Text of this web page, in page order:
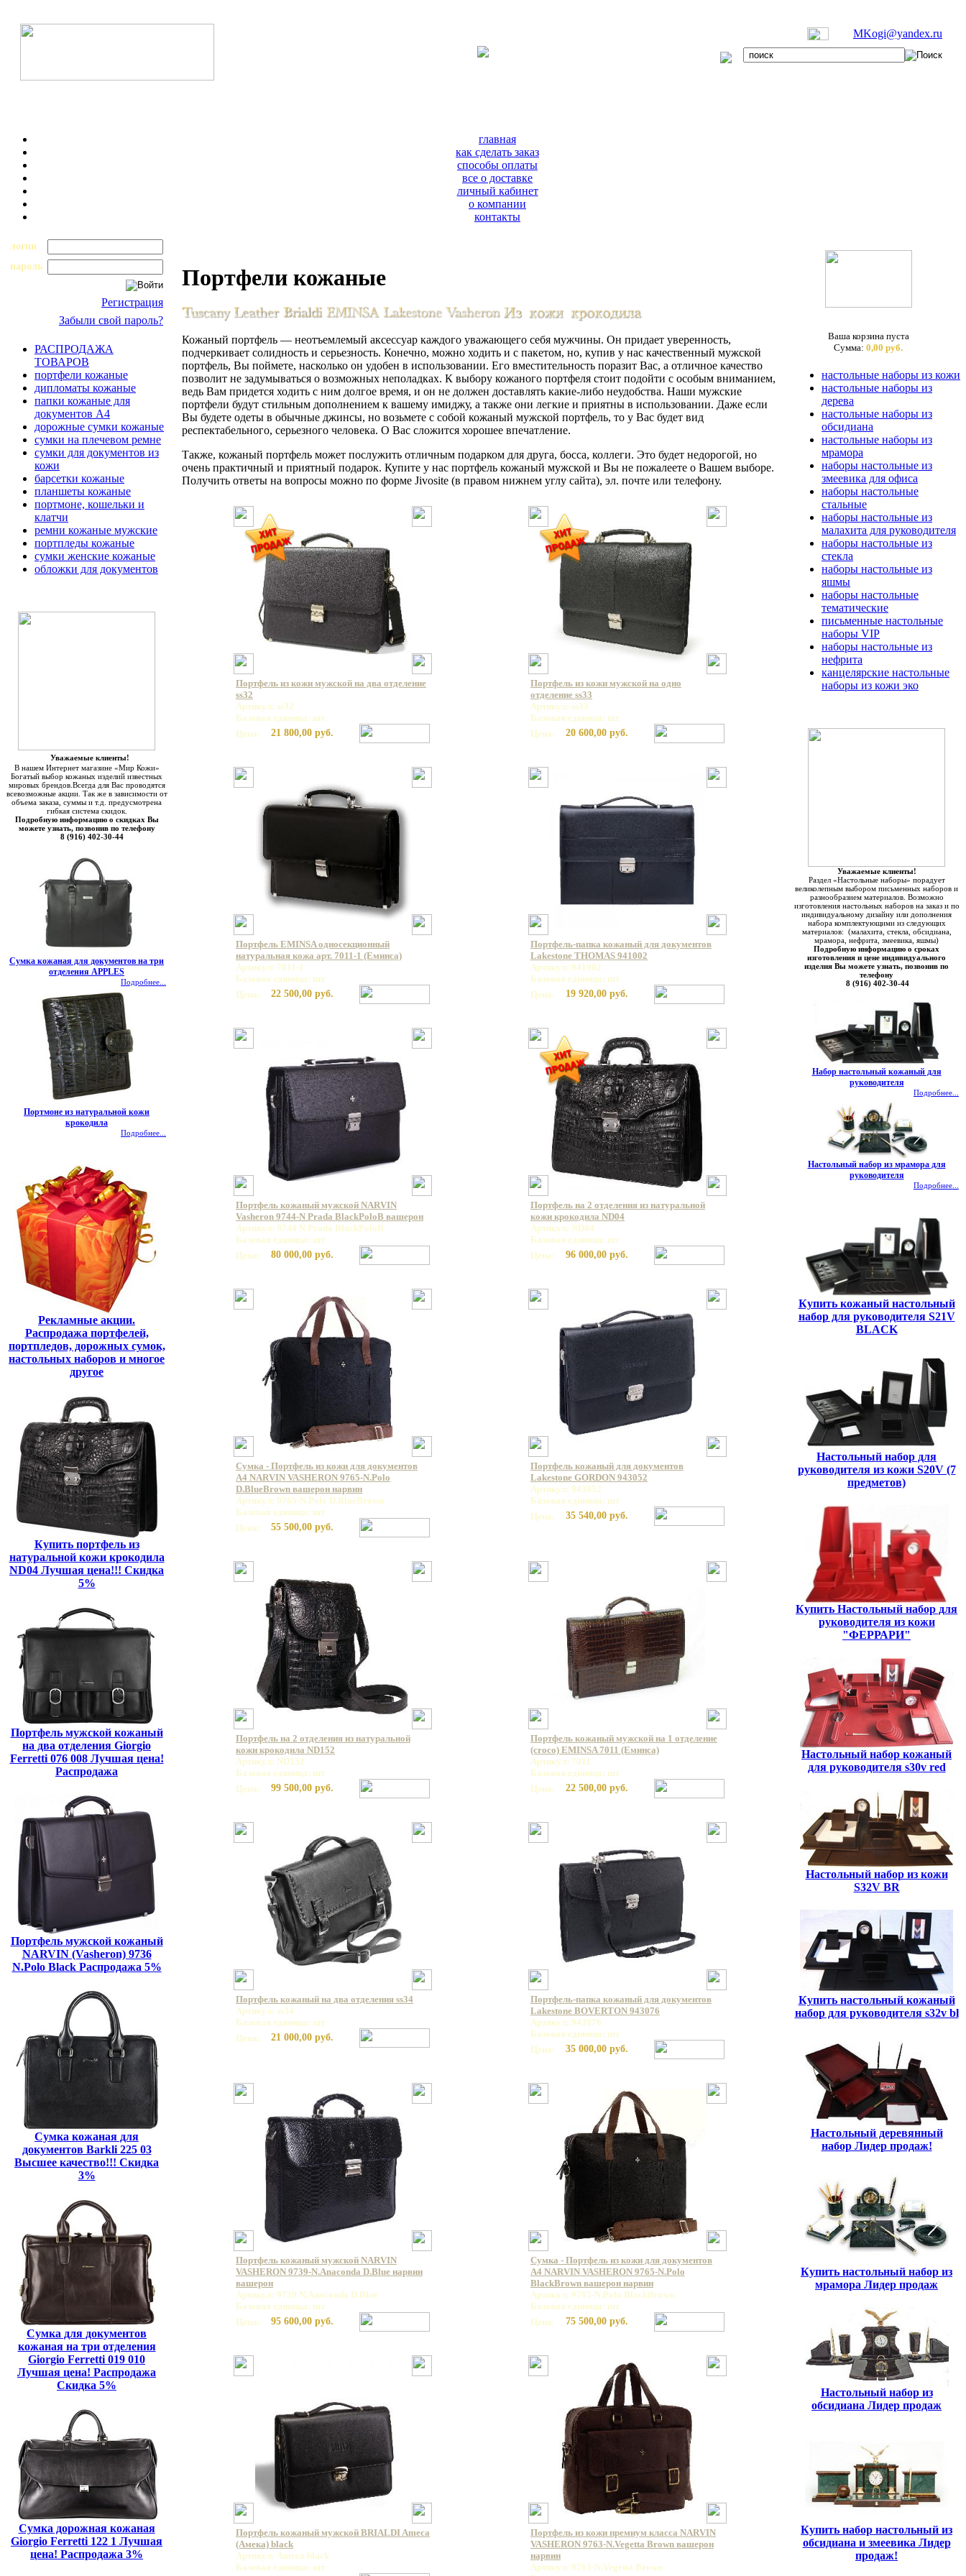
MKogi@yandex.ru
главная
как сделать заказ
способы оплаты
все о доставке
личный кабинет
о компании
контакты
логин
пароль
Регистрация
Забыли свой пароль?
РАСПРОДАЖА
ТОВАРОВ
портфели кожаные
дипломаты кожаные
папки кожаные для
документов А4
дорожные сумки кожаные
сумки на плечевом ремне
сумки для документов из
кожи
барсетки кожаные
планшеты кожаные
портмоне, кошельки и
клатчи
ремни кожаные мужские
портпледы кожаные
сумки женские кожаные
обложки для документов
Уважаемые клиенты!
В нашем Интернет магазине «Мир Кожи»
Богатый выбор кожаных изделий известных
мировых брендов.Всегда для Вас проводятся
всевозможные акции. Так же в зависимости от
объема заказа, суммы и т.д. предусмотрена
гибкая система скидок.
Подробную информацию о скидках Вы
можете узнать, позвонив по телефону
8 (916) 402-30-44
Сумка кожаная для документов на три
отделения APPLES
Подробнее...
Портмоне из натуральной кожи
крокодила
Подробнее...
Рекламные акции.
Распродажа портфелей,
портпледов, дорожных сумок,
настольных наборов и многое
другое
Купить портфель из
натуральной кожи крокодила
ND04 Лучшая цена!!! Скидка
5%
Портфель мужской кожаный
на два отделения Giorgio
Ferretti 076 008 Лучшая цена!
Распродажа
Портфель мужской кожаный
NARVIN (Vasheron) 9736
N.Polo Black Распродажа 5%
Сумка кожаная для
документов Barkli 225 03
Высшее качество!!! Скидка
3%
Сумка для документов
кожаная на три отделения
Giorgio Ferretti 019 010
Лучшая цена! Распродажа
Скидка 5%
Сумка дорожная кожаная
Giorgio Ferretti 122 1 Лучшая
цена! Распродажа 3%
Портфели кожаные
Кожаный портфель — неотъемлемый аксессуар каждого уважающего себя мужчины. Он придает уверенность,
подчеркивает солидность и серьезность. Конечно, можно ходить и с пакетом, но, купив у нас качественный мужской
портфель, Вы поймете, насколько он удобен в использовании. Его вместительность поразит Вас, а отличное качество
позволит не задумываться о возможных неполадках. К выбору кожаного портфеля стоит подойти с особым вниманием,
ведь Вам придется ходить с ним долгое время, и он не должен доставлять какие-либо неудобства. Наши мужские
портфели будут стильным дополнением к вашему имиджу, а также они легкие и приятны в использовании. Даже если
Вы будете одеты в обычные джинсы, но возьмете с собой кожаный мужской портфель, то у Вас будет вид
респектабельного, серьезного человека. О Вас сложится хорошее впечатление.
Также, кожаный портфель может послужить отличным подарком для друга, босса, коллеги. Это будет недорогой, но
очень практичный и приятный подарок. Купите у нас портфель кожаный мужской и Вы не пожалеете о Вашем выборе.
Получить ответы на вопросы можно по форме Jivosite (в правом нижнем углу сайта), эл. почте или телефону.
Портфель из кожи мужской на два отделение
ss32
Артикул: ss32
Базовая единица: шт
Цена:
21 800,00 руб.
Портфель из кожи мужской на одно
отделение ss33
Артикул: ss33
Базовая единица: шт
Цена:
20 600,00 руб.
Портфель EMINSA односекционный
натуральная кожа арт. 7011-1 (Еминса)
Артикул: 7011-1
Базовая единица: шт
Цена:
22 500,00 руб.
Портфель-папка кожаный для документов
Lakestone THOMAS 941002
Артикул: 941002
Базовая единица: шт
Цена:
19 920,00 руб.
Портфель кожаный мужской NARVIN
Vasheron 9744-N Prada BlackPoloB вашерон
Артикул: 9744 N Prada BlackPoloB
Базовая единица: шт
Цена:
80 000,00 руб.
Портфель на 2 отделения из натуральной
кожи крокодила ND04
Артикул: ND04
Базовая единица: шт
Цена:
96 000,00 руб.
Сумка - Портфель из кожи для документов
А4 NARVIN VASHERON 9765-N.Polo
D.BlueBrown вашерон нарвин
Артикул: 9765-N.Polo D.BlueBrown
Базовая единица: шт
Цена:
55 500,00 руб.
Портфель кожаный для документов
Lakestone GORDON 943052
Артикул: 943052
Базовая единица: шт
Цена:
35 540,00 руб.
Портфель на 2 отделения из натуральной
кожи крокодила ND152
Артикул: ND152
Базовая единица: шт
Цена:
99 500,00 руб.
Портфель кожаный мужской на 1 отделение
(croco) EMINSA 7011 (Еминса)
Артикул: 7011
Базовая единица: шт
Цена:
22 500,00 руб.
Портфель кожаный на два отделения ss34
Артикул: ss34
Базовая единица: шт
Цена:
21 000,00 руб.
Портфель-папка кожаный для документов
Lakestone BOVERTON 943076
Артикул: 943076
Базовая единица: шт
Цена:
35 000,00 руб.
Портфель кожаный мужской NARVIN
VASHERON 9739-N.Anaconda D.Blue нарвин
вашерон
Артикул: 9739 N.Anaconda D.Blue
Базовая единица: шт
Цена:
95 600,00 руб.
Сумка - Портфель из кожи для документов
А4 NARVIN VASHERON 9765-N.Polo
BlackBrown вашерон нарвин
Артикул: 9765-N.Polo BlackBrown
Базовая единица: шт
Цена:
75 500,00 руб.
Портфель кожаный мужской BRIALDI Ameca
(Амека) black
Артикул: Ameca black
Базовая единица: шт
Портфель из кожи премиум класса NARVIN
VASHERON 9763-N.Vegetta Brown вашерон
нарвин
Артикул: 9763-N.Vegetta Brown
Ваша корзина пуста
Сумма: 0,00 руб.
настольные наборы из кожи
настольные наборы из
дерева
настольные наборы из
обсидиана
настольные наборы из
мрамора
наборы настольные из
змеевика для офиса
наборы настольные
стальные
наборы настольные из
малахита для руководителя
наборы настольные из
стекла
наборы настольные из
яшмы
наборы настольные
тематические
письменные настольные
наборы VIP
наборы настольные из
нефрита
канцелярские настольные
наборы из кожи эко
Уважаемые клиенты!
Раздел «Настольные наборы» порадует
великолепным выбором письменных наборов и
разнообразием материалов. Возможно
изготовления настольных наборов на заказ и по
индивидуальному дизайну или дополнения
набора комплектующими из следующих
материалов: (малахита, стекла, обсидиана,
мрамора, нефрита, змеевика, яшмы)
Подробную информацию о сроках
изготовления и цене индивидуального
изделия Вы можете узнать, позвонив по
телефону
8 (916) 402-30-44
Набор настольный кожаный для
руководителя
Подробнее...
Настольный набор из мрамора для
руководителя
Подробнее...
Купить кожаный настольный
набор для руководителя S21V
BLACK
Настольный набор для
руководителя из кожи S20V (7
предметов)
Купить Настольный набор для
руководителя из кожи
"ФЕРРАРИ"
Настольный набор кожаный
для руководителя s30v red
Настольный набор из кожи
S32V BR
Купить настольный кожаный
набор для руководителя s32v bl
Настольный деревянный
набор Лидер продаж!
Купить настольный набор из
мрамора Лидер продаж
Настольный набор из
обсидиана Лидер продаж
Купить набор настольный из
обсидиана и змеевика Лидер
продаж!